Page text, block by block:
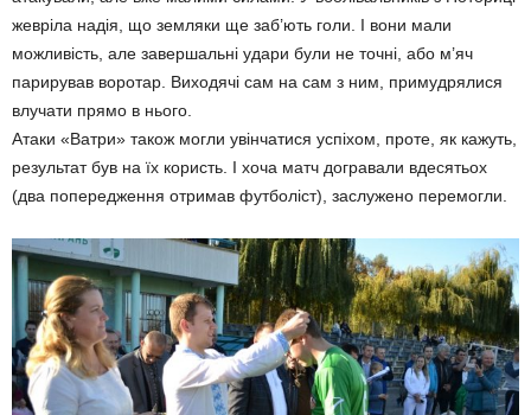
жевріла надія, що земляки ще заб’ють голи. І вони мали
можливість, але завершальні удари були не точні, або м’яч
парирував воротар. Виходячі сам на сам з ним, примудрялися
влучати прямо в нього.
Атаки «Ватри» також могли увінчатися успіхом, проте, як кажуть,
результат був на їх користь. І хоча матч догравали вдесятьох
(два попередження отримав футболіст), заслужено перемогли.